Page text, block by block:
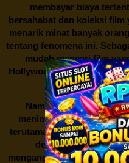
membayar biaya
bersahabat dan koleksi film
menarik minat banyak
tentang fenomena ini.
mudah mencari film
Hollywood terbaru, drama
produksi film lokal
Namun, seperti halnya
menimbulkan
terutama produsen film
dengan maraknya
menganggapnya sebagai